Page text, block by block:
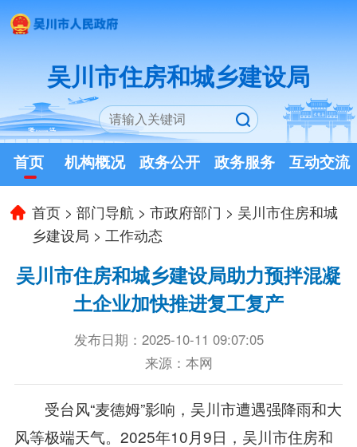
吴川市住房和城乡建设局
首页 机构概况 政务公开 政务服务 互动交流
首页 >部门导航 >市政府部门 > 吴川市住房和城
乡建设局 > 工作动态
吴川市住房和城乡建设局助力预拌混凝
土企业加快推进复工复产
发布日期：2025-10-11 09:07:05
来源：本网
受台风“麦德姆”影响，吴川市遭遇强降雨和大
风等极端天气。2025年10月9日，吴川市住房和